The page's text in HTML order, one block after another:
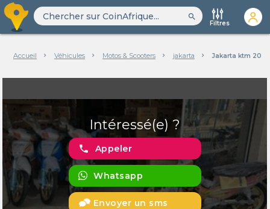
search
Filtres
Accueil Véhicules Motos & Scooters jakarta Jakarta ktm 2025
Intéressé(e) ?
phone Appeler
Whatsapp
Envoyer un sms